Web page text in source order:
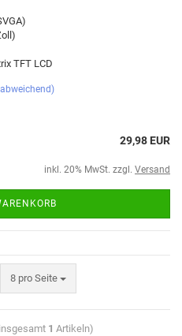
TFT LCD
29,98 EUR
inkl. 20% MwSt. zzgl. Versand
8 pro Seite
1 Artikeln)